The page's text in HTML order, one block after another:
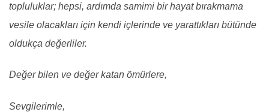
topluluklar; hepsi, ardımda samimi bir hayat bırakmama
vesile olacakları için kendi içlerinde ve yarattıkları bütünde
oldukça değerliler.
Değer bilen ve değer katan ömürlere,
Sevgilerimle,